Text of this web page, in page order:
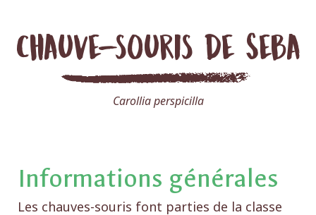
Chauve-souris de Seba
Carollia perspicilla
Informations générales
Les chauves-souris font parties de la classe